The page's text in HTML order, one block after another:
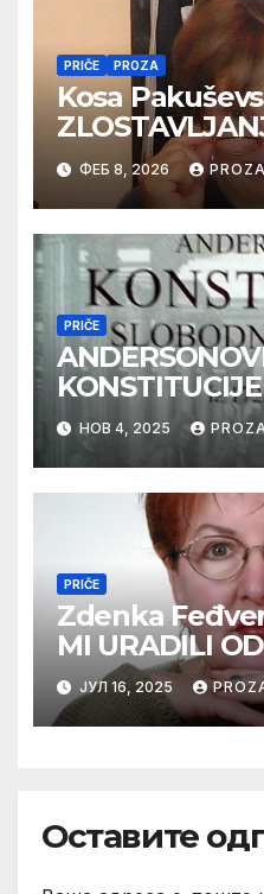
PRIČE PROZA
Kosa
ФЕБ 8, 2026
PRIČE
KONSTITUCIJE
НОВ 4, 2025
PRIČE
Zdenka
MI URADILI
MAMA*
ЈУЛ 16, 2025
Оставите